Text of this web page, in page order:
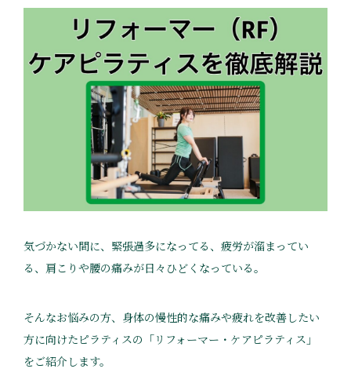
気づかない間に、緊張過多になってる、疲労が溜まってい
る、肩こりや腰の痛みが日々ひどくなっている。
そんなお悩みの方、身体の慢性的な痛みや疲れを改善したい
方に向けたピラティスの「リフォーマー・ケアピラティス」
をご紹介します。